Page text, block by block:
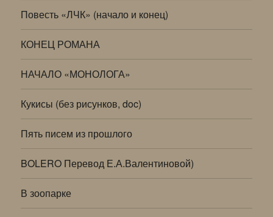
Повесть «ЛЧК» (начало и конец)
КОНЕЦ РОМАНА
НАЧАЛО «МОНОЛОГА»
Кукисы (без рисунков, doc)
Пять писем из прошлого
BOLERO Перевод Е.А.Валентиновой)
В зоопарке